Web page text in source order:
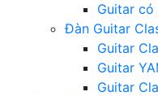
Guitar có
Đàn Guitar
Guitar
Guitar
Guitar